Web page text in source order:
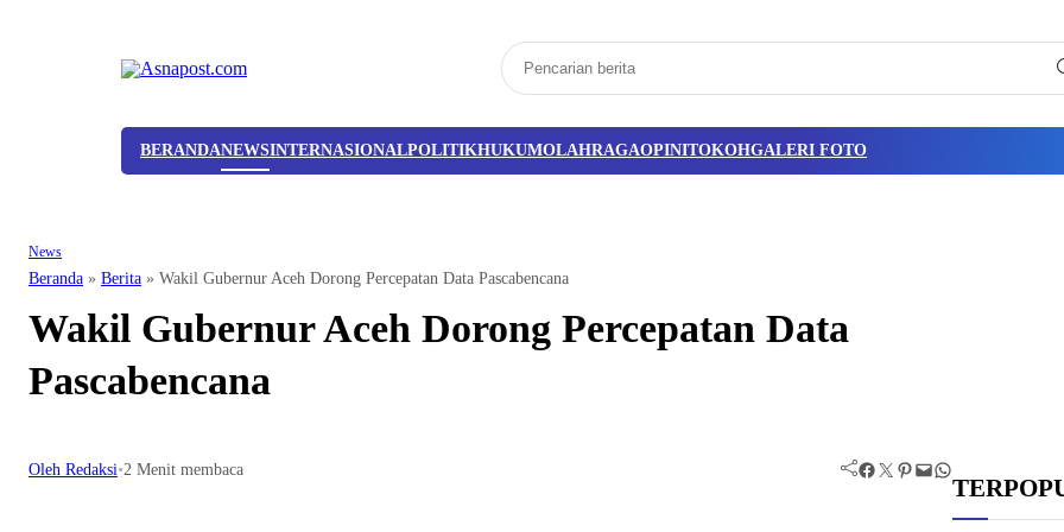
BERANDANEWSINTERNASIONALPOLITIKHUKUMOLAHRAGAOPINITOKOHGALERI FOTO
News
Beranda » Berita » Wakil Gubernur Aceh Dorong Percepatan Data Pascabencana
Wakil Gubernur Aceh Dorong Percepatan Data
Pascabencana
Oleh Redaksi•2 Menit membaca Facebook Twitter Pinterest Mail WhatsApp